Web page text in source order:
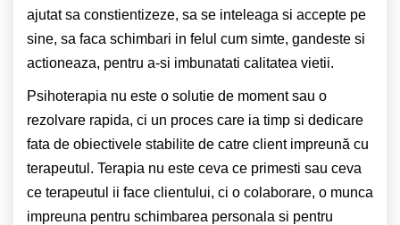
ajutat sa constientizeze, sa se inteleaga si accepte pe
sine, sa faca schimbari in felul cum simte, gandeste si
actioneaza, pentru a-si imbunatati calitatea vietii.
Psihoterapia nu este o solutie de moment sau o
rezolvare rapida, ci un proces care ia timp si dedicare
fata de obiectivele stabilite de catre client impreună cu
terapeutul. Terapia nu este ceva ce primesti sau ceva
ce terapeutul ii face clientului, ci o colaborare, o munca
impreuna pentru schimbarea personala si pentru